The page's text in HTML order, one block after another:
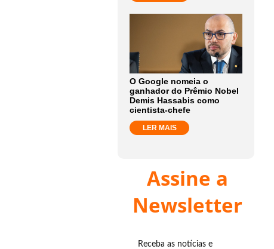
O Google nomeia o
ganhador do Prêmio Nobel
Demis Hassabis como
cientista-chefe
LER MAIS
Assine a
Newsletter
Receba as notícias e